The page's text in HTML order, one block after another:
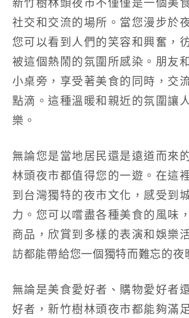
社交和交流的場所。當您漫步於
您可以看到人們的笑容和興奮，
被這個熱鬧的氛圍所感染。朋友
小桌旁，享受著美食的同時，交
點滴。這種溫暖和親近的氛圍讓
樂。
無論您是當地居民還是遠道而來
林頭夜市都值得您的一遊。在這
到台灣獨特的夜市文化，感受到
力。您可以嚐盡各種美食的風味
商品，欣賞到多樣的表演和娛樂
訪都能帶給您一個獨特而難忘的夜
無論是美食愛好者、購物愛好者
好者，新竹樹林頭夜市都能夠滿